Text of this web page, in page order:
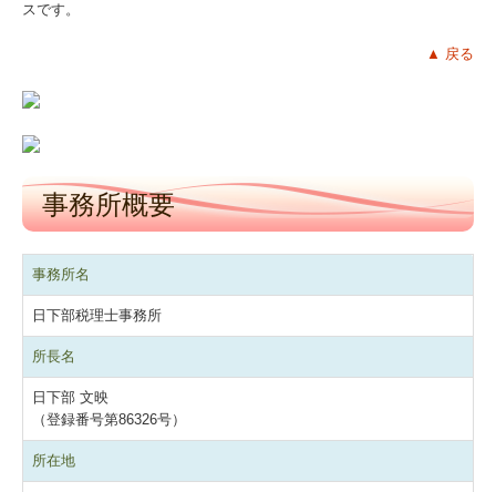
スです。
▲ 戻る
事務所概要
事務所名
日下部税理士事務所
所長名
日下部 文映
（登録番号第86326号）
所在地